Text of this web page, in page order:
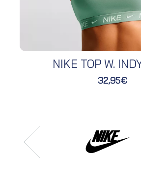
NIKE TOP W.
32,95€